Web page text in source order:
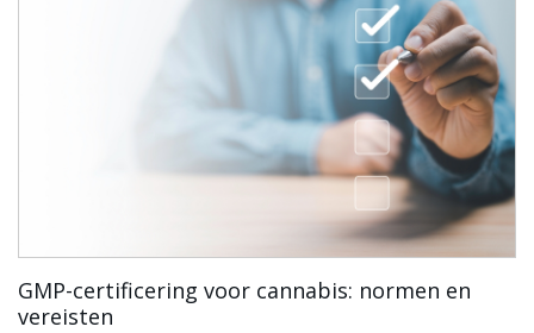
GMP-certificering voor cannabis: normen en
vereisten